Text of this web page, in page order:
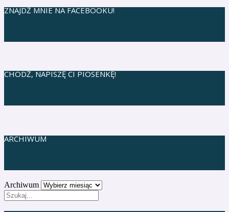
ZNAJDŹ MNIE NA FACEBOOKU!
CHODŹ, NAPISZĘ CI PIOSENKĘ!
ARCHIWUM
Archiwum